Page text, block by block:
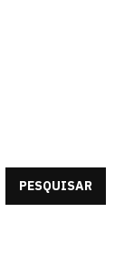
PESQUISAR